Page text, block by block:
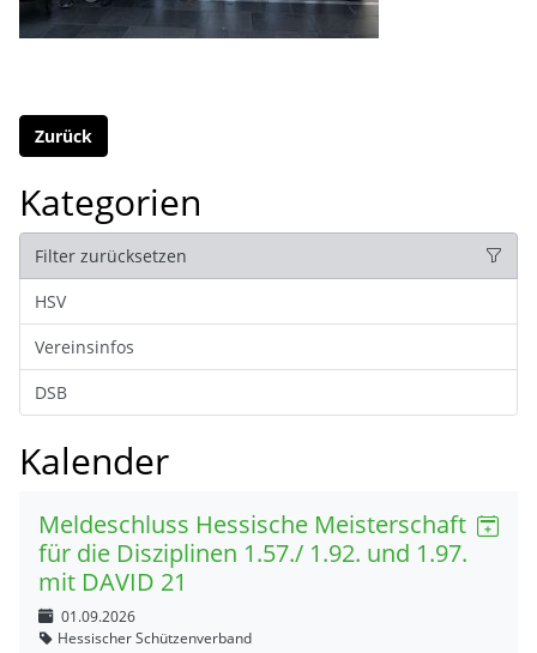
Zurück
Kategorien
Filter zurücksetzen
HSV
Vereinsinfos
DSB
Kalender
Meldeschluss Hessische Meisterschaft
für die Disziplinen 1.57./ 1.92. und 1.97.
mit DAVID 21
01.09.2026
Hessischer Schützenverband